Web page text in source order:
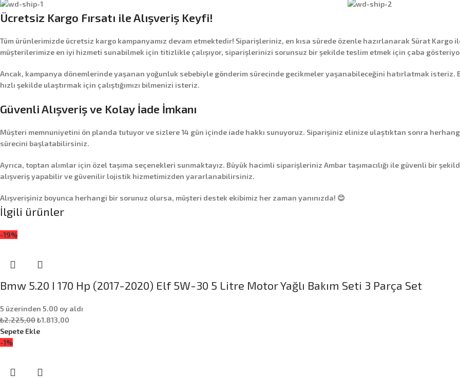
Ücretsiz Kargo Fırsatı ile Alışveriş Keyfi!
Tüm ürünlerimizde ücretsiz kargo kampanyamız devam etmektedir! Siparişleriniz, en kısa sürede özenle hazırlanarak Sürat Kargo
müşterilerimize en iyi hizmeti sunabilmek için titizlikle çalışıyor, siparişlerinizi sorunsuz bir şekilde teslim etmek için çaba
Ancak, kampanya dönemlerinde yaşanan yoğunluk sebebiyle gönderim sürecinde gecikmeler yaşanabileceğini hatırlatmak isteriz.
hızlı şekilde ulaştırmak için çalıştığımızı bilmenizi isteriz.
Güvenli Alışveriş ve Kolay İade İmkanı
Müşteri memnuniyetini ön planda tutuyor ve sizlere14 gün içinde iade hakkı sunuyoruz. Siparişiniz elinize ulaştıktan sonra
sürecini başlatabilirsiniz.
Ayrıca, toptan alımlar için özel taşıma seçenekleri sunmaktayız. Büyük hacimli siparişleriniz Ambar taşımacılığı ile güvenli bir
alışveriş yapabilir ve güvenilir lojistik hizmetimizden yararlanabilirsiniz.
Alışverişiniz boyunca herhangi bir sorunuz olursa, müşteri destek ekibimiz her zaman yanınızda! 😊
İlgili ürünler
-19%
Bmw 5.20 I 170 Hp (2017-2020) Elf 5W-30 5 Litre Motor Yağlı Bakım Seti 3 Parça Set
5 üzerinden 5.00 oy aldı
₺2.225,00₺1.813,00
Sepete Ekle
-1%